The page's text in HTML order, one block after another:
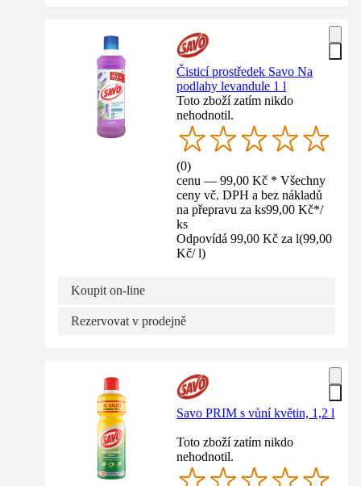
Čisticí prostředek Savo Na
podlahy levandule 1 l
Toto zboží zatím nikdo
nehodnotil.
(0)
cenu — 99,00 Kč * Všechny
ceny vč. DPH a bez nákladů
na přepravu za ks99,00 Kč*/
ks
Odpovídá 99,00 Kč za l(99,00
Kč/ l)
Koupit on-line
Rezervovat v prodejně
Savo PRIM s vůní květin, 1,2 l
Toto zboží zatím nikdo
nehodnotil.